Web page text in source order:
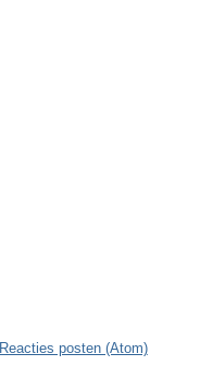
Reacties posten (Atom)